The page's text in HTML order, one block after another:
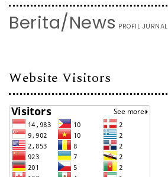
Berita/News PROFIL JURNAL
Website Visitors